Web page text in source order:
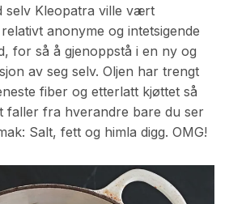
selv Kleopatra ville vært
anonyme og intetsigende
for så å gjenoppstå i en ny og
av seg selv. Oljen har trengt
fiber og etterlatt kjøttet så
faller fra hverandre bare du ser
Salt, fett og himla digg. OMG!